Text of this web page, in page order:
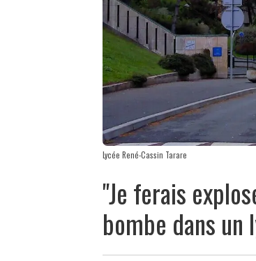
Lycée René-Cassin Tarare
"Je ferais
bombe dans un